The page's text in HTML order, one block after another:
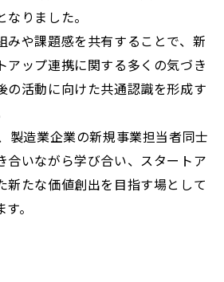
りました。
みや課題感を共有することで、新
アップ連携に関する多くの気づき
の活動に向けた共通認識を形成す
製造業企業の新規事業担当者同士
合いながら学び合い、スタートア
新たな価値創出を目指す場として
。